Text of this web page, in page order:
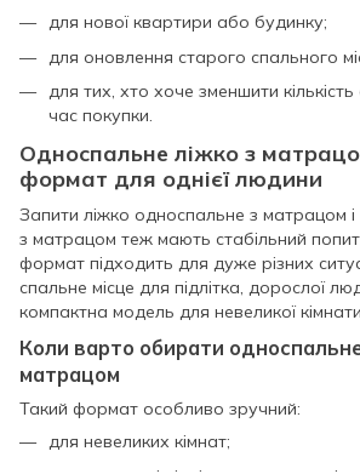
для нової квартири або будинку;
для оновлення старого спального
для тих, хто хоче зменшити
час покупки.
Односпальне ліжко з
формат для однієї людини
Запити ліжко односпальне з матрацом
з матрацом теж мають стабільний
формат підходить для дуже різних
спальне місце для підлітка, дорослої
компактна модель для невеликої кімнати.
Коли варто обирати
матрацом
Такий формат особливо зручний:
для невеликих кімнат;